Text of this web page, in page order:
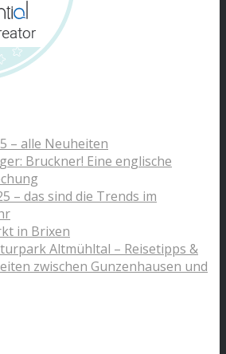
– alle Neuheiten
Bruckner! Eine englische
– das sind die Trends im
in Brixen
Altmühltal – Reisetipps &
zwischen Gunzenhausen und